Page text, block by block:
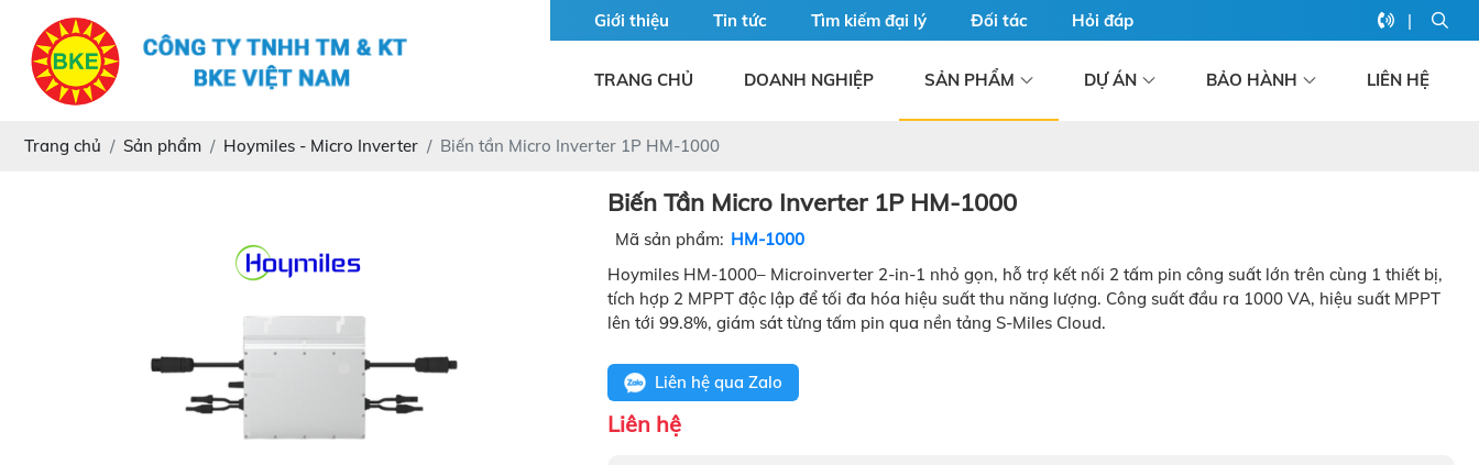
Giới thiệu Tin tức Tìm kiếm đại lý Đối tác Hỏi đáp |
TRANG CHỦ DOANH NGHIỆP SẢN PHẨM DỰ ÁN BẢO HÀNH LIÊN HỆ
Trang chủ Sản phẩm Hoymiles - Micro Inverter Biến tần Micro Inverter 1P HM-1000
Biến Tần Micro Inverter 1P HM-1000
Mã sản phẩm: HM-1000
Hoymiles HM-1000– Microinverter 2-in-1 nhỏ gọn, hỗ trợ kết nối 2 tấm pin công suất lớn trên cùng 1 thiết bị,
tích hợp 2 MPPT độc lập để tối đa hóa hiệu suất thu năng lượng. Công suất đầu ra 1000 VA, hiệu suất MPPT
lên tới 99.8%, giám sát từng tấm pin qua nền tảng S-Miles Cloud.
Liên hệ qua Zalo
Liên hệ